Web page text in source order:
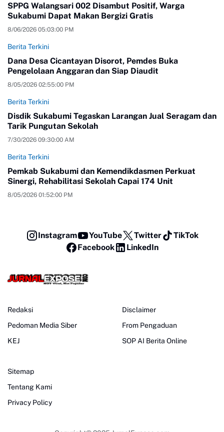
SPPG Walangsari 002 Disambut Positif, Warga
Sukabumi Dapat Makan Bergizi Gratis
8/06/2026 05:03:00 PM
Berita Terkini
Dana Desa Cicantayan Disorot, Pemdes Buka
Pengelolaan Anggaran dan Siap Diaudit
8/05/2026 02:55:00 PM
Berita Terkini
Disdik Sukabumi Tegaskan Larangan Jual Seragam dan
Tarik Pungutan Sekolah
7/30/2026 09:30:00 AM
Berita Terkini
Pemkab Sukabumi dan Kemendikdasmen Perkuat
Sinergi, Rehabilitasi Sekolah Capai 174 Unit
8/05/2026 01:52:00 PM
Instagram YouTube Twitter
TikTok
Facebook
LinkedIn
Redaksi
Pedoman Media Siber
KEJ
Disclaimer
From Pengaduan
SOP AI Berita Online
Sitemap
Tentang Kami
Privacy Policy